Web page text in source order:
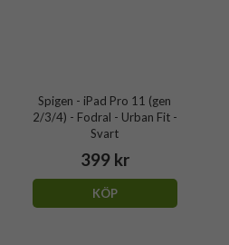
Spigen - iPad Pro 11 (gen
2/3/4) - Fodral - Urban Fit -
Svart
399 kr
KÖP